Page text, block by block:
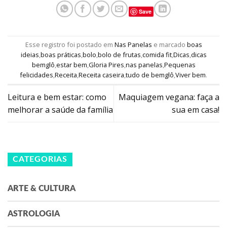
Save
Esse registro foi postado em Nas Panelas e marcado boas
ideias,boas práticas,bolo,bolo de frutas,comida fit,Dicas,dicas
bemglô,estar bem,Gloria Pires,nas panelas,Pequenas
felicidades,Receita,Receita caseira,tudo de bemglô,Viver bem.
Leitura e bem estar: como
melhorar a saúde da família
Maquiagem vegana: faça a
sua em casa!
CATEGORIAS
ARTE & CULTURA
ASTROLOGIA